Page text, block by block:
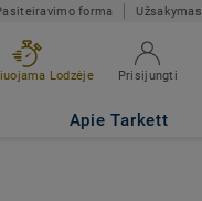
forma Užsakymas
Lodzėje Prisijungti
Apie Tarkett